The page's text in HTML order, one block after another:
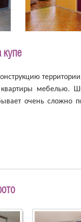
купе
квартиры мебелью.
очень сложно